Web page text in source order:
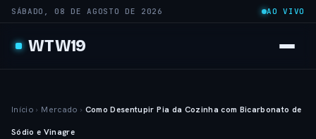
SÁBADO, 08 DE AGOSTO DE 2026 AO VIVO
WTW19
Início › Mercado › Como Desentupir Pia da Cozinha com Bicarbonato de
Sódio e Vinagre